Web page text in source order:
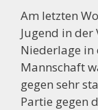
Am letzten
Jugend in
Niederlage in
Mannschaft
gegen sehr
Partie gegen